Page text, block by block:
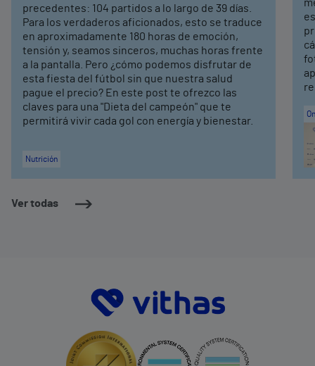
Ver todas
precedentes: 104 partidos a lo largo de 39 días.
Para los verdaderos aficionados, esto se traduce
en aproximadamente 180 horas de emoción,
tensión y, seamos sinceros, muchas horas frente
a la pantalla. Pero ¿cómo podemos disfrutar de
esta fiesta del fútbol sin que nuestra salud
pague el precio? En este post te ofrezco las
claves para una "Dieta del campeón" que te
permitirá vivir cada gol con energía y bienestar.
Nutrición